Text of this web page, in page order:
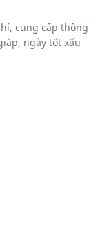
cung cấp thông
ngày tốt xấu